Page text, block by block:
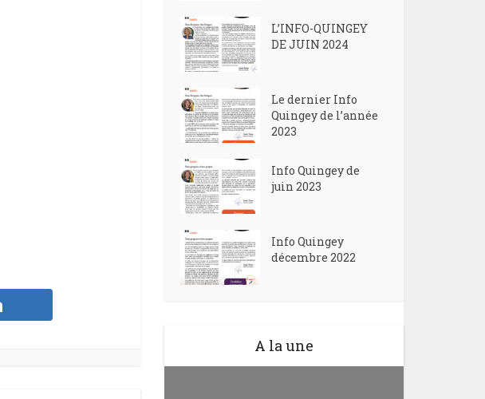
L’INFO-QUINGEY
DE JUIN 2024
Le dernier Info
Quingey de l’année
2023
Info Quingey de
juin 2023
Info Quingey
décembre 2022
A la une